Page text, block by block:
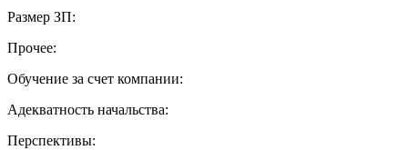
Размер ЗП:
Прочее:
Обучение за счет компании:
Адекватность начальства:
Перспективы: